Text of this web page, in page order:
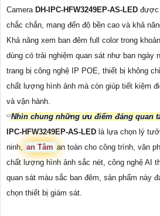
Camera DH-IPC-HFW3249EP-AS-LED được
chắc chắn, mang đến độ bền cao và khả
Khả năng xem ban đêm full color trong
dùng có trải nghiệm quan sát như ban
trang bị công nghệ IP POE, thiết bị không
chất lượng hình ảnh mà còn giúp tiết kiệm
và vận hành.
⌔Nhìn chung những ưu điểm đáng quan
IPC-HFW3249EP-AS-LED là lựa chọn lý
ninh, an Tâm an toàn cho công trình, văn
chất lượng hình ảnh sắc nét, công nghệ AI
quan sát màu sắc ban đêm, sản phẩm này
chọn thiết bị giám sát.